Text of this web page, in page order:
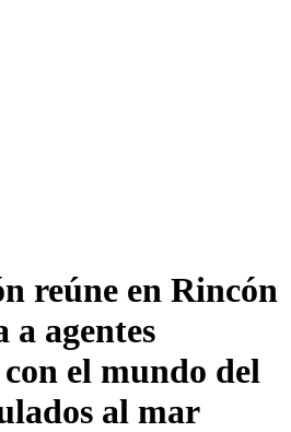
reúne en Rincón
a agentes
el mundo del
al mar